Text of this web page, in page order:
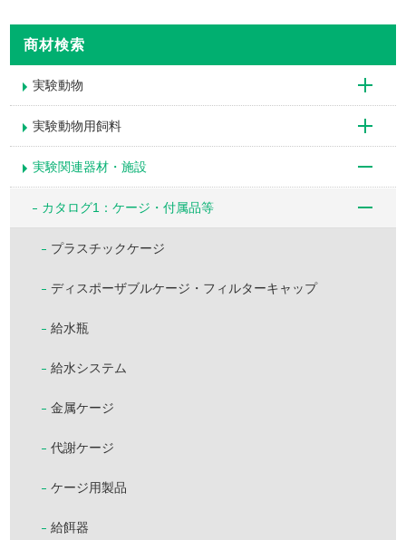
商材検索
実験動物
実験動物用飼料
実験関連器材・施設
カタログ1：ケージ・付属品等
プラスチックケージ
ディスポーザブルケージ・フィルターキャップ
給水瓶
給水システム
金属ケージ
代謝ケージ
ケージ用製品
給餌器